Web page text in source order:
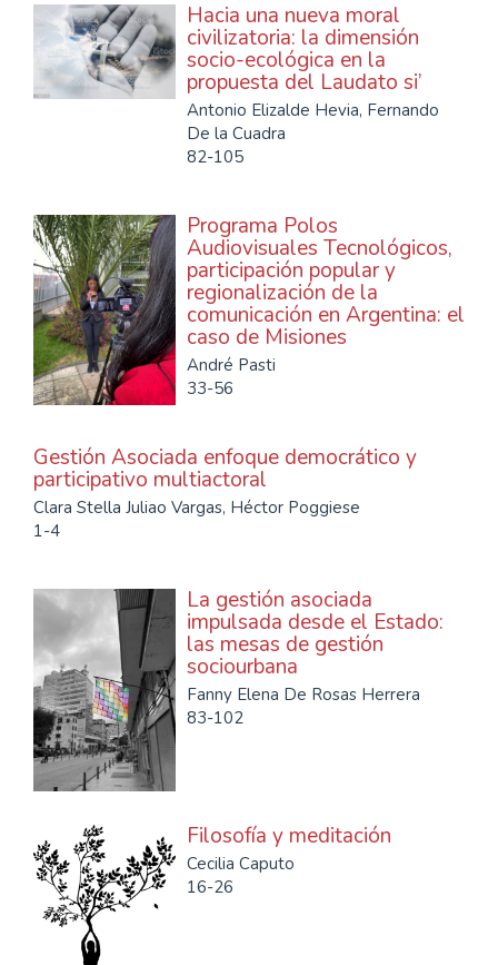
Hacia una nueva moral
civilizatoria: la dimensión
socio-ecológica en la
propuesta del Laudato si’
Antonio Elizalde Hevia, Fernando
De la Cuadra
82-105
Programa Polos
Audiovisuales Tecnológicos,
participación popular y
regionalización de la
comunicación en Argentina: el
caso de Misiones
André Pasti
33-56
Gestión Asociada enfoque democrático y
participativo multiactoral
Clara Stella Juliao Vargas, Héctor Poggiese
1-4
La gestión asociada
impulsada desde el Estado:
las mesas de gestión
sociourbana
Fanny Elena De Rosas Herrera
83-102
Filosofía y meditación
Cecilia Caputo
16-26